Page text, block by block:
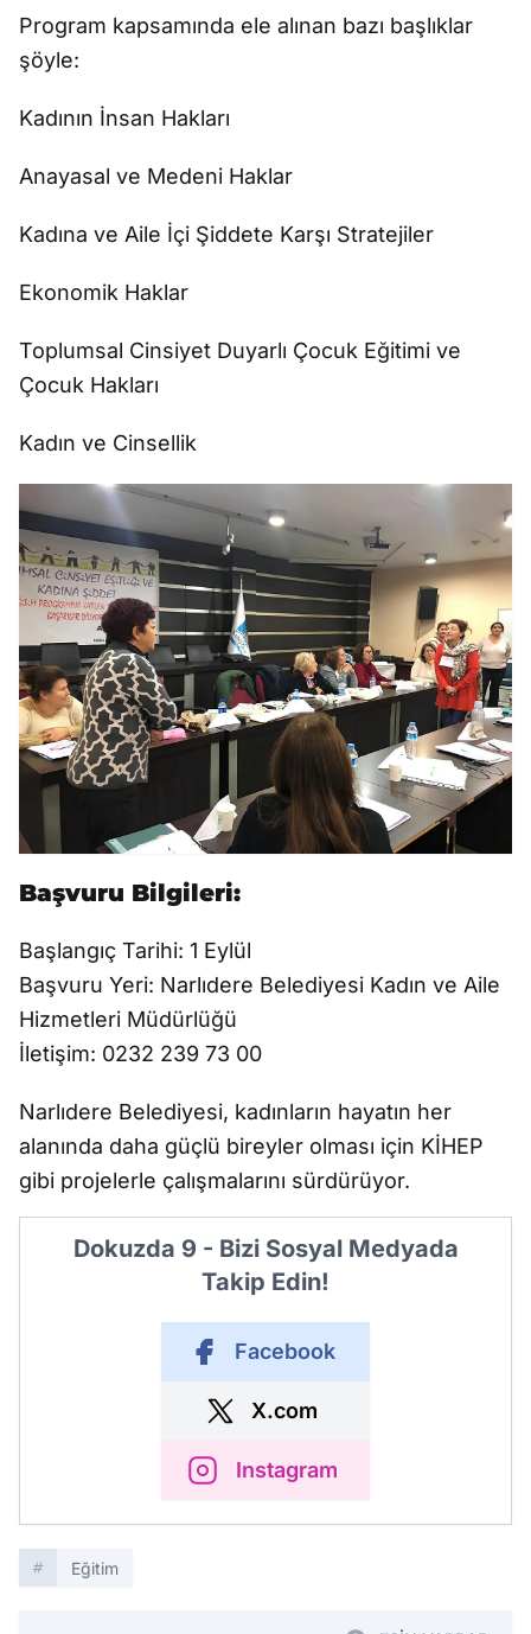
Program kapsamında ele alınan bazı başlıklar
şöyle:
Kadının İnsan Hakları
Anayasal ve Medeni Haklar
Kadına ve Aile İçi Şiddete Karşı Stratejiler
Ekonomik Haklar
Toplumsal Cinsiyet Duyarlı Çocuk Eğitimi ve
Çocuk Hakları
Kadın ve Cinsellik
Başvuru Bilgileri:
Başlangıç Tarihi: 1 Eylül
Başvuru Yeri: Narlıdere Belediyesi Kadın ve Aile
Hizmetleri Müdürlüğü
İletişim: 0232 239 73 00
Narlıdere Belediyesi, kadınların hayatın her
alanında daha güçlü bireyler olması için KİHEP
gibi projelerle çalışmalarını sürdürüyor.
Dokuzda 9 - Bizi Sosyal Medyada
Takip Edin!
Facebook
X.com
Instagram
Eğitim